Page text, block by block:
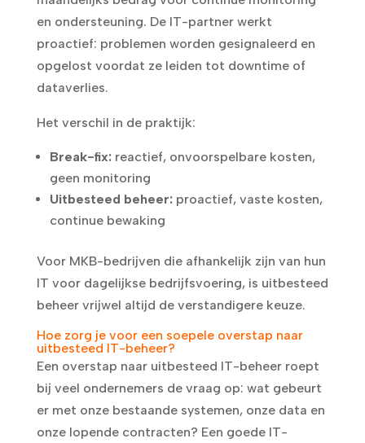
en ondersteuning. De IT-partner werkt
proactief: problemen worden gesignaleerd en
opgelost voordat ze leiden tot downtime of
dataverlies.
Het verschil in de praktijk:
Break-fix: reactief, onvoorspelbare kosten,
geen monitoring
Uitbesteed beheer: proactief, vaste kosten,
continue bewaking
Voor MKB-bedrijven die afhankelijk zijn van hun
IT voor dagelijkse bedrijfsvoering, is uitbesteed
beheer vrijwel altijd de verstandigere keuze.
Hoe zorg je voor een soepele overstap naar
uitbesteed IT-beheer?
Een overstap naar uitbesteed IT-beheer roept
bij veel ondernemers de vraag op: wat gebeurt
er met onze bestaande systemen, onze data en
onze lopende contracten? Een goede IT-